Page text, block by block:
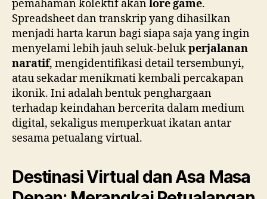
pemahaman kolektif akanlore game.
Spreadsheet dan transkrip yang dihasilkan
menjadi harta karun bagi siapa saja yang ingin
menyelami lebih jauh seluk-belukperjalanan
naratif, mengidentifikasi detail tersembunyi,
atau sekadar menikmati kembali percakapan
ikonik. Ini adalah bentuk penghargaan
terhadap keindahan bercerita dalam medium
digital, sekaligus memperkuat ikatan antar
sesama petualang virtual.
Destinasi Virtual dan Asa Masa